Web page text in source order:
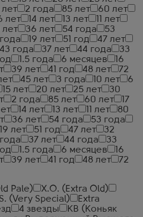
лет 2 года 85 лет
60 лет
лет 14 лет 13 лет
11 лет
лет 36 лет 54 года
53
19 лет 51 год
47 лет
43 года 37 лет 44 года
33
1.5 года 6 месяцев
16
39 лет 41 год 48 лет
72
45 лет 3 года 10 лет
6
15 лет 20 лет 25 лет
30
2 года 85 лет 60 лет
17
14 лет 13 лет 11 лет
80
36 лет 54 года
53 года
19 лет 51 год 47 лет
32
37 лет 44 года
33
1.5 года 6 месяцев
16
39 лет 41 год 48 лет
72
Pale)
X.O. (Extra Old)
(Very Special)
Extra
4 звезды
КВ (Коньяк